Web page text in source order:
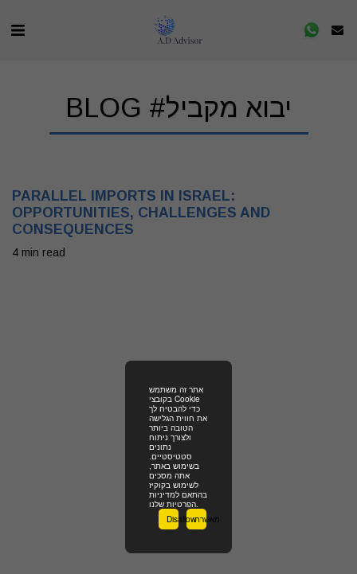
מאשרתDisallow
אתר זה משתמש
בקובצי Cookie
כדי להבטיח לך
את חווית הגלישה
הטובה ביותר
ולצורך ניתוח
נתונים
סטטיסטיים.
בשימוש באתר,
אתה מסכים
לשימוש בקוקיז
בהתאם למדיניות
הפרטיות שלנו.
BLOG #יבוא מקביל
PARALLEL IMPORTS IN ISRAEL:
OPPORTUNITIES, CHALLENGES AND
CONSEQUENCES
4 min read